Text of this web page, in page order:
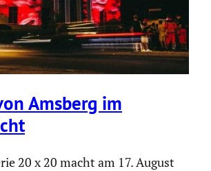
Amsberg im
20 x 20 macht am 17. August